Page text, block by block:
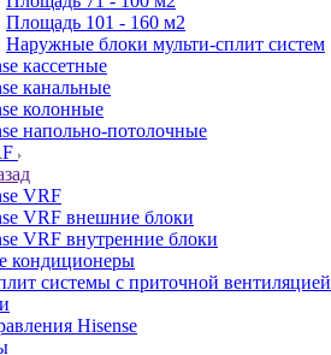
Площадь 101 - 160 м2
Наружные блоки мульти-сплит систем
кассетные
канальные
колонные
напольно-потолочные
VRF
VRF внешние блоки
VRF внутренние блоки
кондиционеры
системы с приточной вентиляцией
Hisense